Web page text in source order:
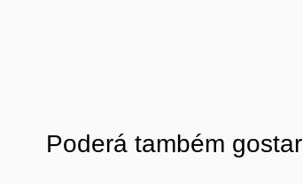
Poderá também gostar